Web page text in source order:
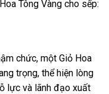
Tông Vàng cho sếp:
chức, một Giỏ Hoa
trọng, thể hiện lòng
lực và lãnh đạo xuất